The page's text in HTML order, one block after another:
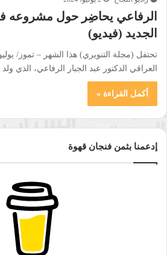
الرفاعي يحاضِر حول مشروعه
الجديد (فيديو)
العراقي الدكتور عبد الجبار الرفاعي، الذي
أكمل القراءة »
إدعمنا بثمن فنجان قهوة